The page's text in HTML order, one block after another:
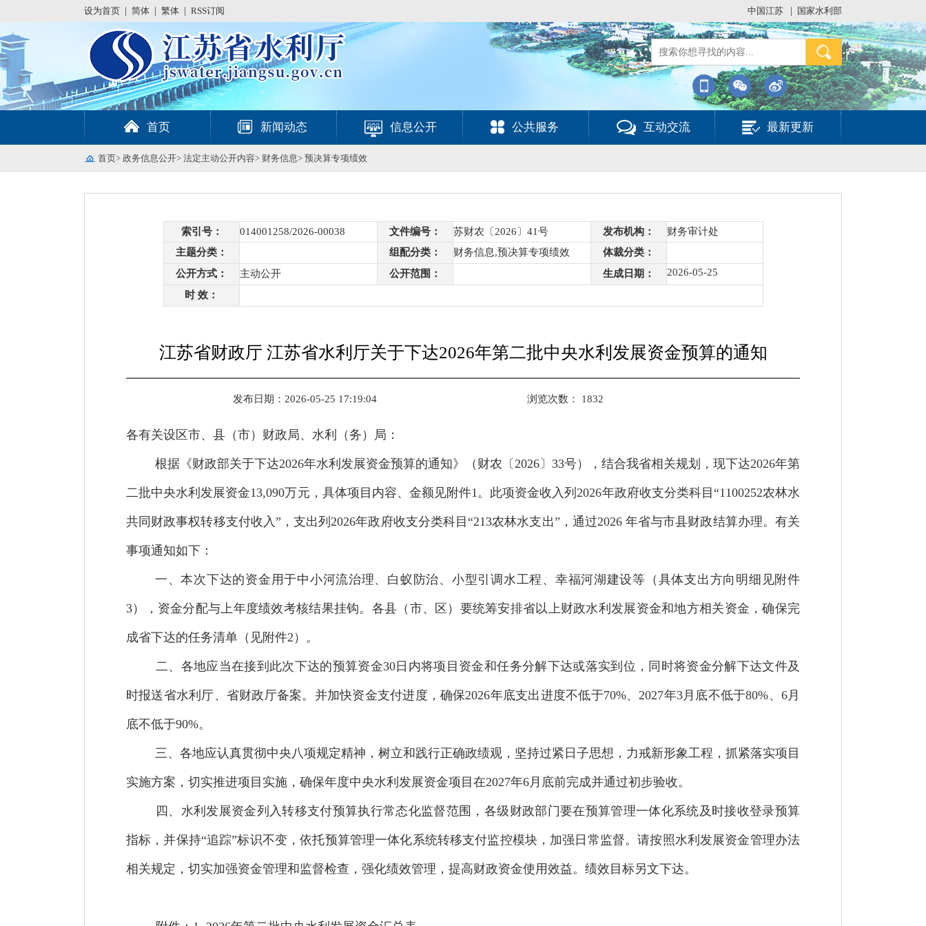
设为首页 简体 繁体 RSS订阅 中国江苏 国家水利部
首页 新闻动态 信息公开 公共服务 互动交流 最新更新
首页> 政务信息公开> 法定主动公开内容> 财务信息> 预决算专项绩效
索引号： 014001258/2026-00038 文件编号： 苏财农〔2026〕41号 发布机构：
财务审计处
主题分类：
组配分类： 财务信息,预决算专项绩效
体裁分类：
公开方式：
主动公开 公开范围： 生成日期： 2026-05-25
时 效：
江苏省财政厅 江苏省水利厅关于下达2026年第二批中央水利发展资金预算的通知
发布日期：2026-05-25 17:19:04 浏览次数： 1832
各有关设区市、县（市）财政局、水利（务）局：
根据《财政部关于下达2026年水利发展资金预算的通知》（财农〔2026〕33号），结合我省相关规划，现下达2026年第
二批中央水利发展资金13,090万元，具体项目内容、金额见附件1。此项资金收入列2026年政府收支分类科目“1100252农林水
共同财政事权转移支付收入”，支出列2026年政府收支分类科目“213农林水支出”，通过2026 年省与市县财政结算办理。有关
事项通知如下：
一、本次下达的资金用于中小河流治理、白蚁防治、小型引调水工程、幸福河湖建设等（具体支出方向明细见附件
3），资金分配与上年度绩效考核结果挂钩。各县（市、区）要统筹安排省以上财政水利发展资金和地方相关资金，确保完
成省下达的任务清单（见附件2）。
二、各地应当在接到此次下达的预算资金30日内将项目资金和任务分解下达或落实到位，同时将资金分解下达文件及
时报送省水利厅、省财政厅备案。并加快资金支付进度，确保2026年底支出进度不低于70%、2027年3月底不低于80%、6月
底不低于90%。
三、各地应认真贯彻中央八项规定精神，树立和践行正确政绩观，坚持过紧日子思想，力戒新形象工程，抓紧落实项目
实施方案，切实推进项目实施，确保年度中央水利发展资金项目在2027年6月底前完成并通过初步验收。
四、水利发展资金列入转移支付预算执行常态化监督范围，各级财政部门要在预算管理一体化系统及时接收登录预算
指标，并保持“追踪”标识不变，依托预算管理一体化系统转移支付监控模块，加强日常监督。请按照水利发展资金管理办法
相关规定，切实加强资金管理和监督检查，强化绩效管理，提高财政资金使用效益。绩效目标另文下达。